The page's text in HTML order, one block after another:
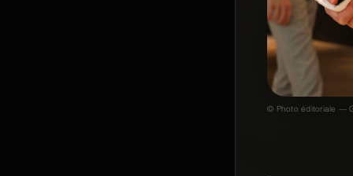
© Photo éditoriale —